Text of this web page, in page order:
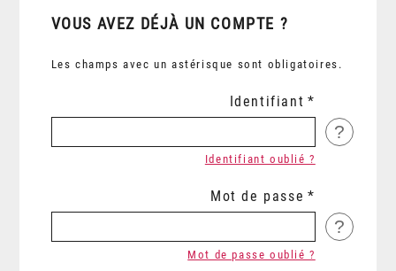
VOUS AVEZ DÉJÀ UN COMPTE ?
Les champs avec un astérisque sont obligatoires.
Identifiant
?
Identifiant oublié ?
Mot de passe
?
Mot de passe oublié ?